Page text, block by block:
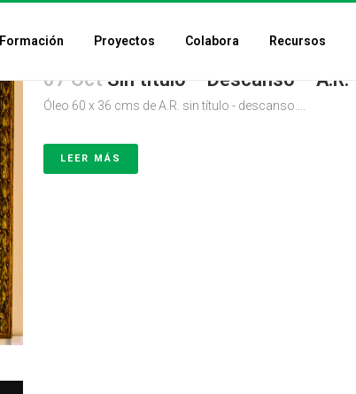
Formación Proyectos Colabora Recursos
07 Oct Sin título – Descanso – A.R.
Óleo 60 x 36 cms de A.R. sin título - descanso....
LEER MÁS